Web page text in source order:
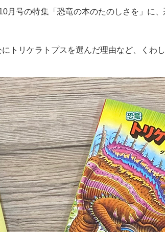
月号の特集「恐竜の本のたのしさを」に
トリケラトプスを選んだ理由など、くわ